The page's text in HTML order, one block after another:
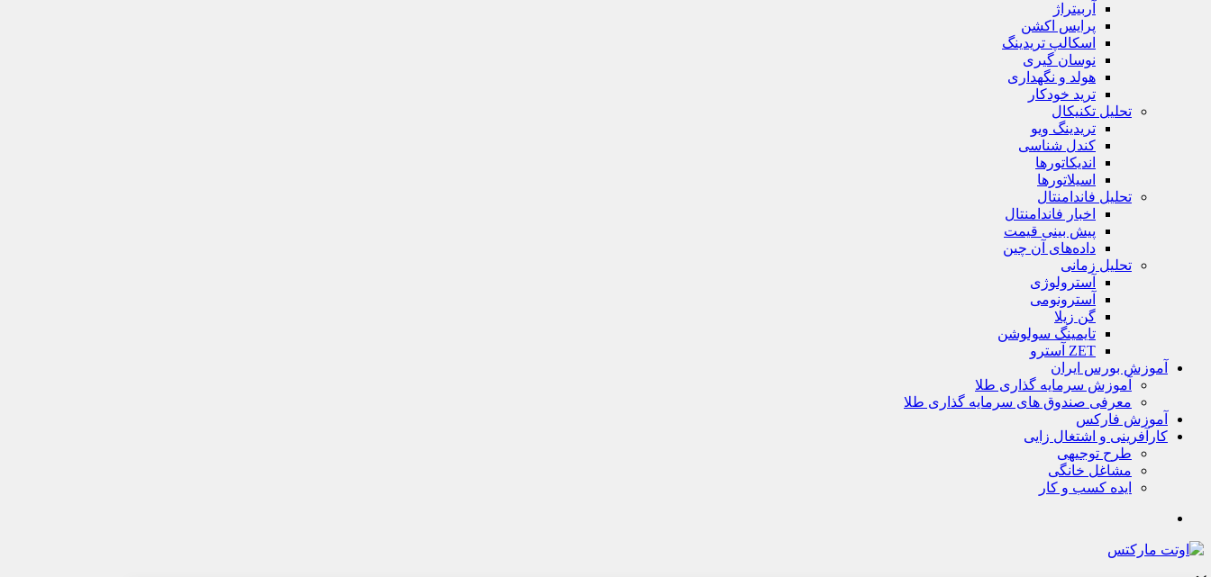
آربیتراژ
پرایس اکشن
اسکالپ تریدینگ
نوسان گیری
هولد و نگهداری
ترید خودکار
تحلیل تکنیکال
تریدینگ ویو
کندل شناسی
اندیکاتورها
اسیلاتورها
تحلیل فاندامنتال
اخبار فاندامنتال
پیش بینی قیمت
داده‌های آن چین
تحلیل زمانی
آسترولوژی
آسترونومی
گن زیلا
تايمينگ سولوشن
ZET آسترو
آموزش بورس ایران
آموزش سرمایه گذاری طلا
معرفی صندوق های سرمایه گذاری طلا
آموزش فارکس
کارآفرینی و اشتغال زایی
طرح توجیهی
مشاغل خانگی
ایده کسب و کار